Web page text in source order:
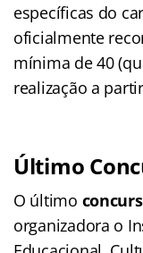
específicas do
oficialmente
mínima de 40
realização a
Último
O último
organizadora o